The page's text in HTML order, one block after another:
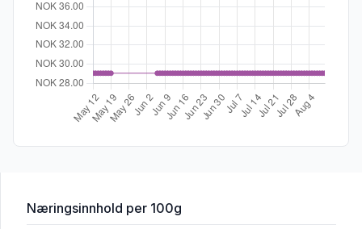
Næringsinnhold for 'Maizena Maisstivelse 400g'
per 100g